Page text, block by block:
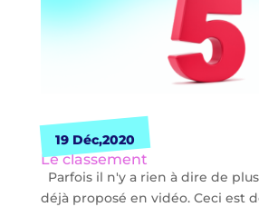
19 Déc,2020
Le classement
Parfois il n'y a rien à dire de
déjà proposé en vidéo. Ceci est